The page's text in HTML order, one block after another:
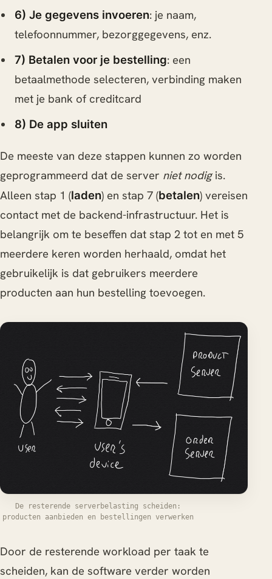
6) Je gegevens invoeren: je naam,
telefoonnummer, bezorggegevens, enz.
7) Betalen voor je bestelling: een
betaalmethode selecteren, verbinding maken
met je bank of creditcard
8) De app sluiten
De meeste van deze stappen kunnen zo worden
geprogrammeerd dat de server niet nodigis.
Alleen stap 1 (laden) en stap 7 (betalen) vereisen
contact met de backend-infrastructuur. Het is
belangrijk om te beseffen dat stap 2 tot en met 5
meerdere keren worden herhaald, omdat het
gebruikelijk is dat gebruikers meerdere
producten aan hun bestelling toevoegen.
De resterende serverbelasting scheiden:
producten aanbieden en bestellingen verwerken
Door de resterende workload per taak te
scheiden, kan de software verder worden